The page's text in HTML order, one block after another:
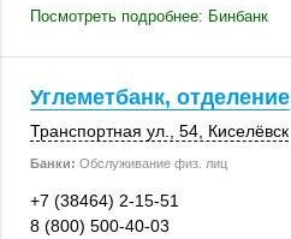
Посмотреть подробнее: Бинбанк
Углеметбанк, отделение
Транспортная ул., 54, Киселёвск
Банки: Обслуживание физ. лиц
+7 (38464) 2-15-51
8 (800) 500-40-03